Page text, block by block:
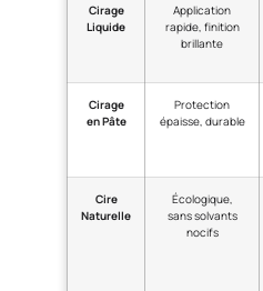
Cirage
Liquide
Application
rapide, finition
brillante
Cirage
en Pâte
Protection
épaisse, durable
Cire
Naturelle
Écologique,
sans solvants
nocifs